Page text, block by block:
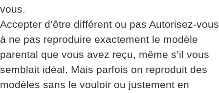
vous.
Accepter d’être différent ou pas Autorisez-vous
à ne pas reproduire exactement le modèle
parental que vous avez reçu, même s’il vous
semblait idéal. Mais parfois on reproduit des
modèles sans le vouloir ou justement en